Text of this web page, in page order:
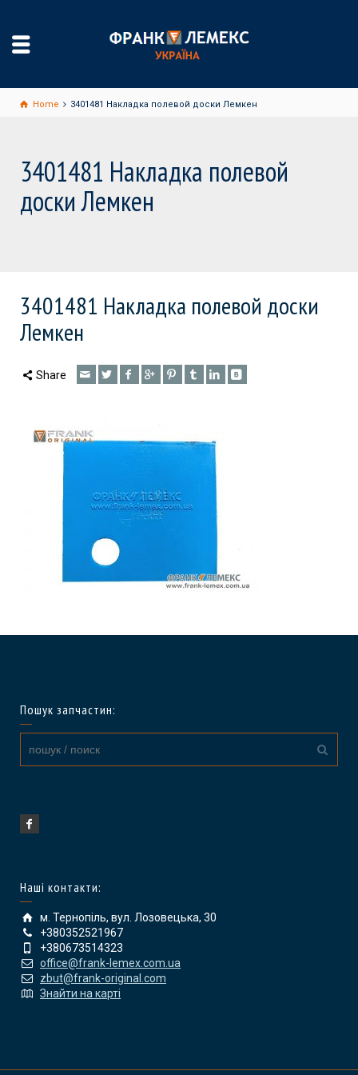
Home 3401481 Накладка полевой доски Лемкен
3401481 Накладка полевой
доски Лемкен
3401481 Накладка полевой доски
Лемкен
Share
Пошук запчастин:
Наші контакти:
м. Тернопіль, вул. Лозовецька, 30
+380352521967
+380673514323
office@frank-lemex.com.ua
zbut@frank-original.com
Знайти на карті